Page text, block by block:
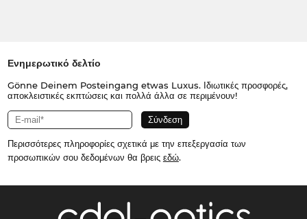
Ενημερωτικό δελτίο
Gönne Deinem Posteingang etwas Luxus. Ιδιωτικές προσφορές,
αποκλειστικές εκπτώσεις και πολλά άλλα σε περιμένουν!
Περισσότερες πληροφορίες σχετικά με την επεξεργασία των
προσωπικών σου δεδομένων θα βρεις εδώ.